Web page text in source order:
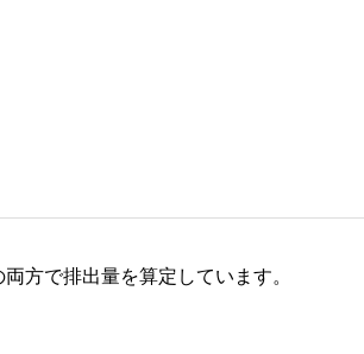
両方で排出量を算定しています。